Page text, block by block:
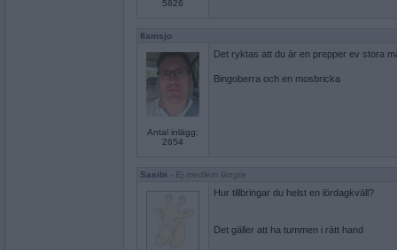
5826
flamsjo
Antal inlägg:
2654
Det ryktas att du är en prepper ev stora
Bingoberra och en mosbricka
Sasibi - Ej medlem längre
Hur tillbringar du helst en lördagkväll?
Det gäller att ha tummen i rätt hand